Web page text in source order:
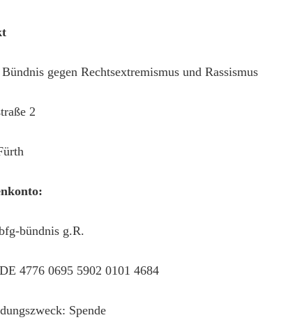
gegen Rechtsextremismus und Rassismus
2
bündnis g.R.
4776 0695 5902 0101 4684
Spende